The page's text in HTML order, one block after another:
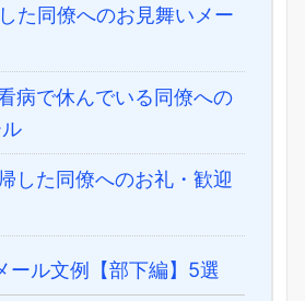
た同僚へのお見舞いメー
病で休んでいる同僚への
した同僚へのお礼・歓迎
ール文例【部下編】5選